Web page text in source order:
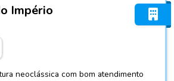
Império
neoclássica com bom atendimento